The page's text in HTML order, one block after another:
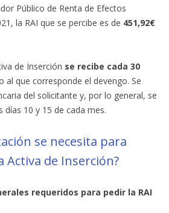
Público de Renta de Efectos
la RAI que se percibe es de 451,92€
de Inserción se recibe cada 30
al que corresponde el devengo. Se
del solicitante y, por lo general, se
días 10 y 15 de cada mes.
se necesita para
Activa de Inserción?
requeridos para pedir la RAI